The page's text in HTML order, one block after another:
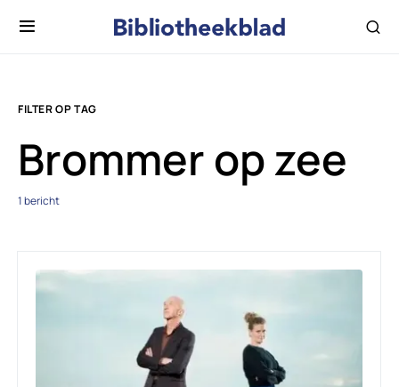
FILTER OP TAG
Brommer op zee
1 bericht